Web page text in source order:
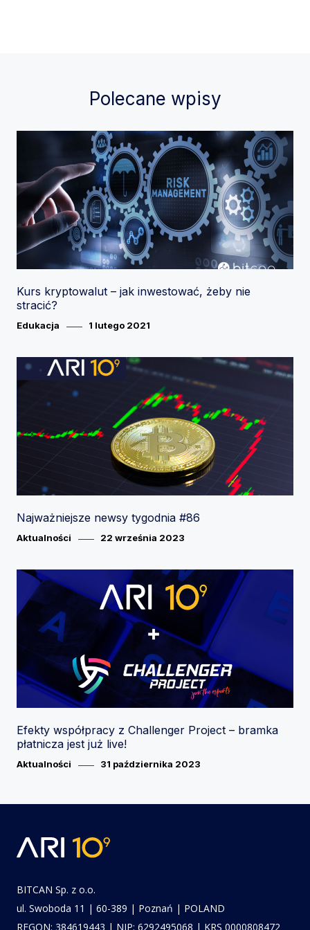
Polecane wpisy
Kurs kryptowalut – jak inwestować, żeby nie
stracić?
Category
Edukacja
Posted
1 lutego 2021
Najważniejsze newsy tygodnia #86
Category
Aktualności
Posted
22 września 2023
Efekty współpracy z Challenger Project – bramka
płatnicza jest już live!
Category
Aktualności
Posted
31 października 2023
BITCAN Sp. z o.o.
ul. Swoboda 11 | 60-389 | Poznań | POLAND
REGON: 384619443 | NIP: 6292495068 | KRS 0000808472